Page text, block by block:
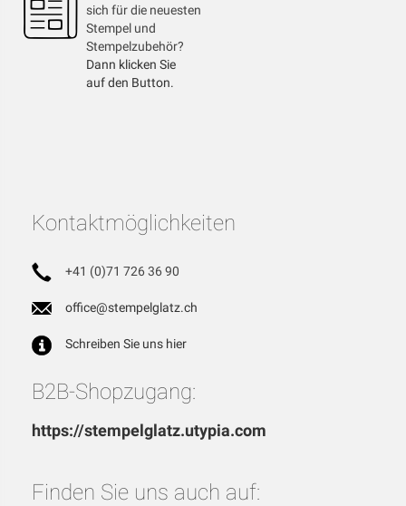
sich für die neuesten
Stempel und
Stempelzubehör?
Dann klicken Sie
auf den Button.
Kontaktmöglichkeiten
+41 (0)71 726 36 90
office@stempelglatz.ch
Schreiben Sie uns hier
B2B-Shopzugang:
https://stempelglatz.utypia.com
Finden Sie uns auch auf: